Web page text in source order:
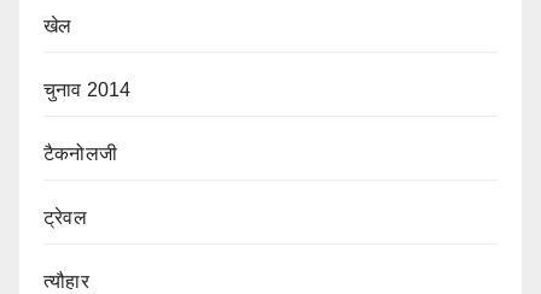
खेल
चुनाव 2014
टैकनोलजी
ट्रेवल
त्यौहार